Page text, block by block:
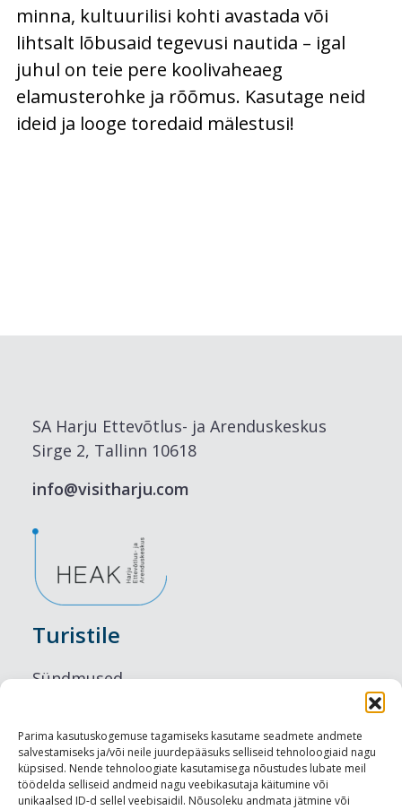
Parima kasutuskogemuse tagamiseks kasutame seadmete andmete
salvestamiseks ja/või neile juurdepääsuks selliseid tehnoloogiaid nagu
küpsised. Nende tehnoloogiate kasutamisega nõustudes lubate meil
töödelda selliseid andmeid nagu veebikasutaja käitumine või
unikaalsed ID-d sellel veebisaidil. Nõusoleku andmata jätmine või
minna, kultuurilisi kohti avastada või
lihtsalt lõbusaid tegevusi nautida – igal
juhul on teie pere koolivaheaeg
elamusterohke ja rõõmus. Kasutage neid
ideid ja looge toredaid mälestusi!
SA Harju Ettevõtlus- ja Arenduskeskus
Sirge 2, Tallinn 10618
info@visitharju.com
Turistile
Sündmused
Maitseelamused
Vaatamisväärsused